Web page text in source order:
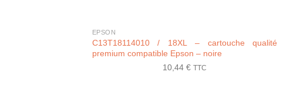
EPSON
C13T18114010 / 18XL – cartouche qualité
premium compatible Epson – noire
10,44 € TTC